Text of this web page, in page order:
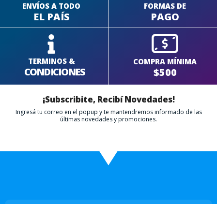
ENVÍOS A TODO
EL PAÍS
FORMAS DE
PAGO
TERMINOS &
CONDICIONES
COMPRA MÍNIMA
$500
¡Subscribite, Recibí Novedades!
Ingresá tu correo en el popup y te mantendremos informado de las
últimas novedades y promociones.